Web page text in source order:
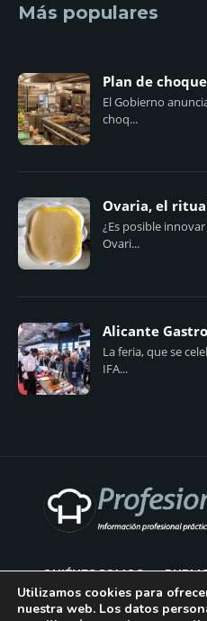
Más populares
Plan de
El Gobierno
choq...
Ovaria, el
¿Es posible
Ovari...
Alicante
La feria, que se
IFA...
QUIÉNES SOMOS
AVISO LEGAL
Utilizamos cookies para
nuestra web. Los datos